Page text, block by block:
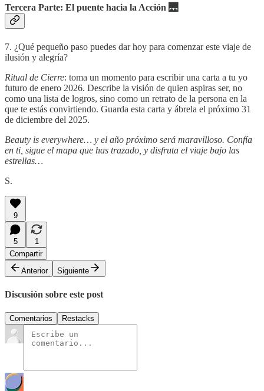
Tercera Parte: El puente hacia la Acción 🌉
7. ¿Qué pequeño paso puedes dar hoy para comenzar este viaje de
ilusión y alegría?
Ritual de Cierre: toma un momento para escribir una carta a tu yo
futuro de enero 2026. Describe la visión de quien aspiras ser, no
como una lista de logros, sino como un retrato de la persona en la
que te estás convirtiendo. Guarda esta carta y ábrela el próximo 31
de diciembre del 2025.
Beauty is everywhere… y el año próximo será maravilloso. Confía
en ti, sigue el mapa que has trazado, y disfruta el viaje bajo las
estrellas…
S.
9
5
1
Compartir
Anterior
Siguiente
Discusión sobre este post
Comentarios Restacks